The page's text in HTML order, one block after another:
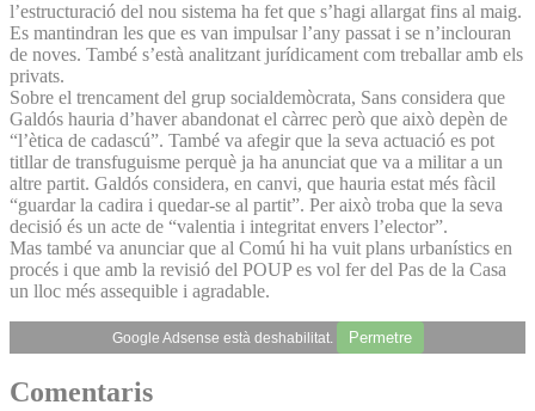
l’estructuració del nou sistema ha fet que s’hagi allargat fins al maig.
Es mantindran les que es van impulsar l’any passat i se n’inclouran
de noves. També s’està analitzant jurídicament com treballar amb els
privats.
Sobre el trencament del grup socialdemòcrata, Sans considera que
Galdós hauria d’haver abandonat el càrrec però que això depèn de
“l’ètica de cadascú”. També va afegir que la seva actuació es pot
titllar de transfuguisme perquè ja ha anunciat que va a militar a un
altre partit. Galdós considera, en canvi, que hauria estat més fàcil
“guardar la cadira i quedar-se al partit”. Per això troba que la seva
decisió és un acte de “valentia i integritat envers l’elector”.
Mas també va anunciar que al Comú hi ha vuit plans urbanístics en
procés i que amb la revisió del POUP es vol fer del Pas de la Casa
un lloc més assequible i agradable.
Google Adsense està deshabilitat. Permetre
Comentaris